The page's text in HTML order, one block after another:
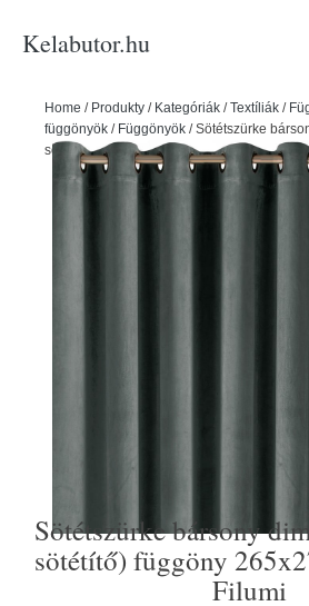
Kelabutor.hu
Home / Produkty / Kategóriák /Textíliák /
függönyök / Függönyök /Sötétszürke
sötétítő) függöny 265x270 cm Velto – Filumi
Sötétszürke bársony
sötétítő) függöny
Filumi